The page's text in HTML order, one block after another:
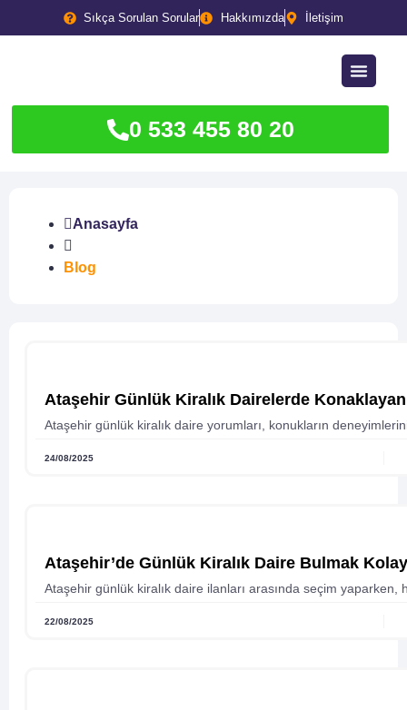
Sıkça Sorulan Sorular Hakkımızda İletişim
0 533 455 80 20
Anasayfa
Blog
Ataşehir Günlük Kiralık Dairelerde
Ataşehir günlük kiralık daire yorumları, konukların
24/08/2025
Ataşehir’de Günlük Kiralık Daire Bulmak
Ataşehir günlük kiralık daire ilanları arasında seçim yaparken,
22/08/2025